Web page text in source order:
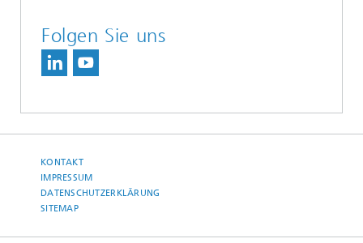
Folgen Sie uns
KONTAKT
IMPRESSUM
DATENSCHUTZERKLÄRUNG
SITEMAP